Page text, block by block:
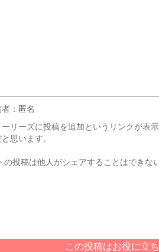
：匿名
ーリーズに投稿を追加というリンクが表
思います。
投稿は他人がシェアすることはできな
この投稿はお役に立